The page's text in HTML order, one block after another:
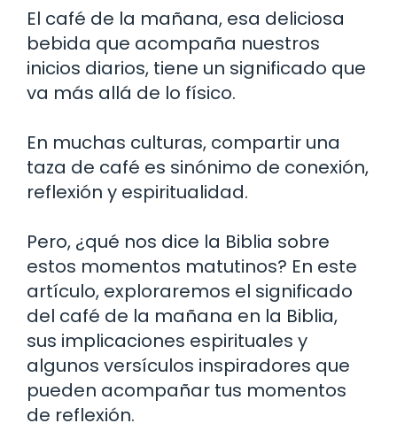
El café de la mañana, esa deliciosa
bebida que acompaña nuestros
inicios diarios, tiene un significado que
va más allá de lo físico.
En muchas culturas, compartir una
taza de café es sinónimo de conexión,
reflexión y espiritualidad.
Pero, ¿qué nos dice la Biblia sobre
estos momentos matutinos? En este
artículo, exploraremos el significado
del café de la mañana en la Biblia,
sus implicaciones espirituales y
algunos versículos inspiradores que
pueden acompañar tus momentos
de reflexión.